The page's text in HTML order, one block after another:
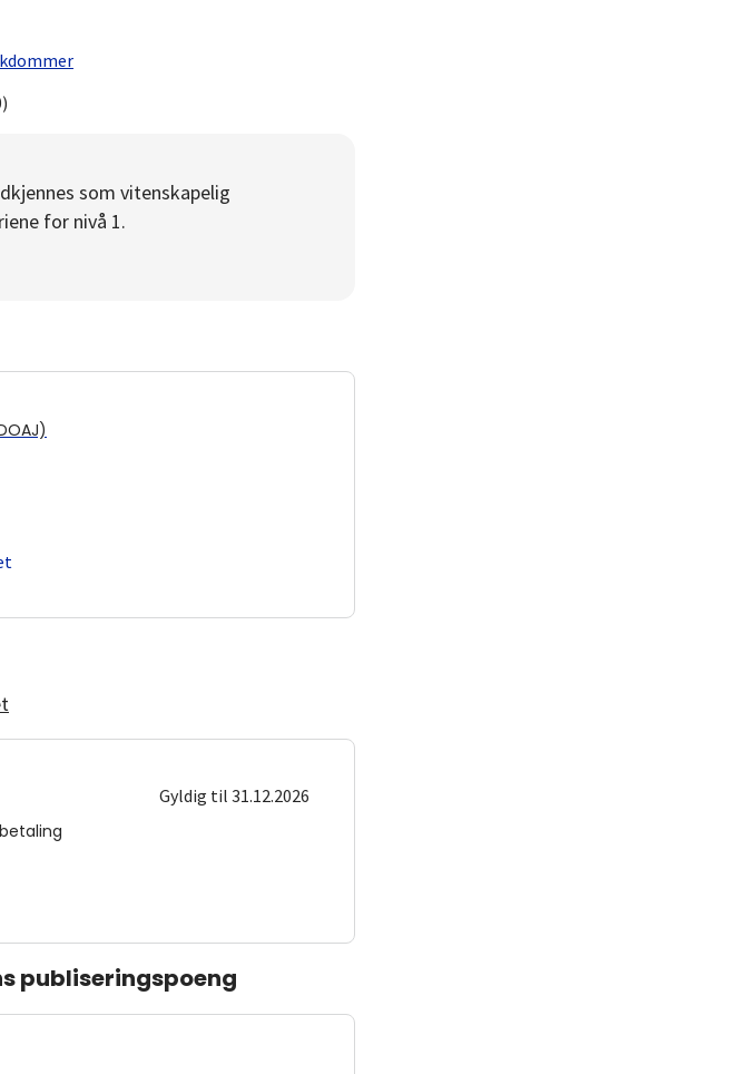
som vitenskapelig
for nivå 1.
Gyldig til 31.12.2026
publiseringspoeng